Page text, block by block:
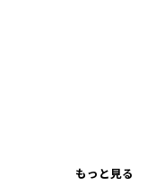
もっと見る